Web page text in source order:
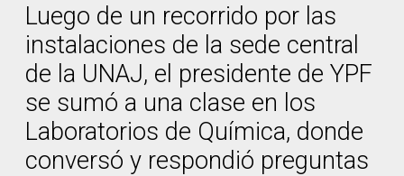
Luego de un recorrido por las
instalaciones de la sede central
de la UNAJ, el presidente de YPF
se sumó a una clase en los
Laboratorios de Química, donde
conversó y respondió preguntas